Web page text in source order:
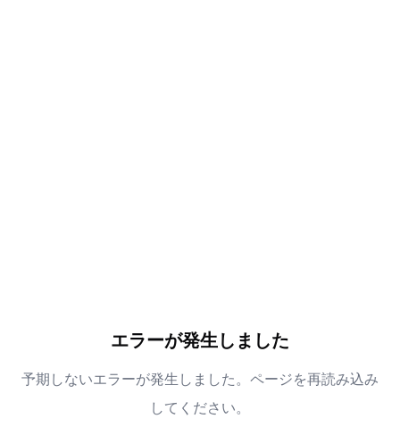
エラーが発生しました
予期しないエラーが発生しました。ページを再読み込み
してください。